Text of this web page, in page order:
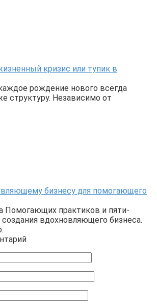
кризис или тупик в
рождение нового всегда
структуру. Независимо от
бизнесу для помогающего
Помогающих практиков и пяти-
вдохновляющего бизнеса.